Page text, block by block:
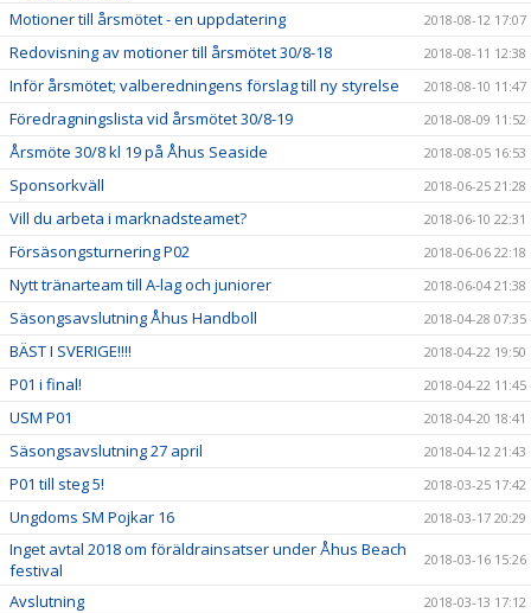
Motioner till årsmötet - en uppdatering 2018-08-12 17:07
Redovisning av motioner till årsmötet 30/8-18 2018-08-11 12:38
Inför årsmötet; valberedningens förslag till ny styrelse 2018-08-10 11:47
Föredragningslista vid årsmötet 30/8-19 2018-08-09 11:52
Årsmöte 30/8 kl 19 på Åhus Seaside 2018-08-05 16:53
Sponsorkväll 2018-06-25 21:28
Vill du arbeta i marknadsteamet? 2018-06-10 22:31
Försäsongsturnering P02 2018-06-06 22:18
Nytt tränarteam till A-lag och juniorer 2018-06-04 21:38
Säsongsavslutning Åhus Handboll 2018-04-28 07:35
BÄST I SVERIGE!!!! 2018-04-22 19:50
P01 i final! 2018-04-22 11:45
USM P01 2018-04-20 18:41
Säsongsavslutning 27 april 2018-04-12 21:43
P01 till steg 5! 2018-03-25 17:42
Ungdoms SM Pojkar 16 2018-03-17 20:29
Inget avtal 2018 om föräldrainsatser under Åhus Beach
festival
2018-03-16 15:26
Avslutning 2018-03-13 17:12